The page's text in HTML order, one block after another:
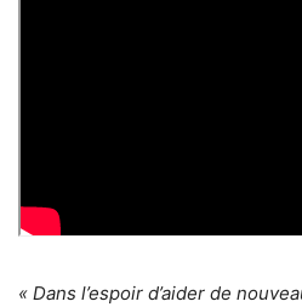
« Dans l’espoir d’aider de